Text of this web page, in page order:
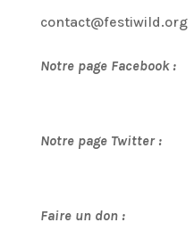
contact@festiwild.org
Notre page Facebook :
Notre page Twitter :
Faire un don :